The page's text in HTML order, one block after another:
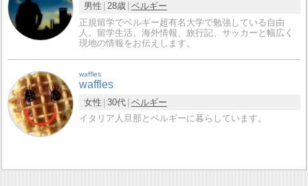
男性 28歳 ベルギー
正規留学でベルギー超有名大学で勉強している自由
人。留学生活、海外情報、旅行記、サッカーと幅広く
現地の情報をお伝えします。
waffles
waffles
女性 30代 ベルギー
イタリア人旦那とベルギーに暮らしています。